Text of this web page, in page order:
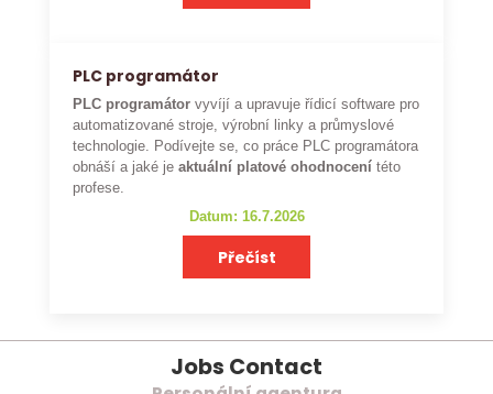
PLC programátor
PLC programátor vyvíjí a upravuje řídicí software pro
automatizované stroje, výrobní linky a průmyslové
technologie. Podívejte se, co práce PLC programátora
obnáší a jaké je aktuální platové ohodnocení této
profese.
Datum: 16.7.2026
Přečíst
Jobs Contact